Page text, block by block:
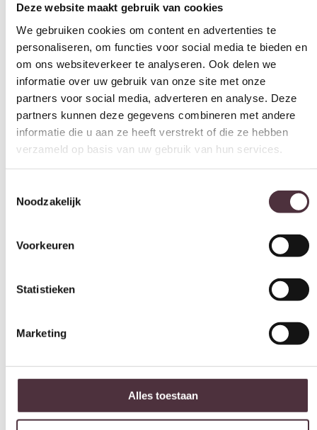
Deze website maakt gebruik van cookies
We gebruiken cookies om content en advertenties te
personaliseren, om functies voor social media te bieden en
om ons websiteverkeer te analyseren. Ook delen we
informatie over uw gebruik van onze site met onze
partners voor social media, adverteren en analyse. Deze
partners kunnen deze gegevens combineren met andere
informatie die u aan ze heeft verstrekt of die ze hebben
verzameld op basis van uw gebruik van hun services.
Noodzakelijk
Voorkeuren
Statistieken
Marketing
Alles toestaan